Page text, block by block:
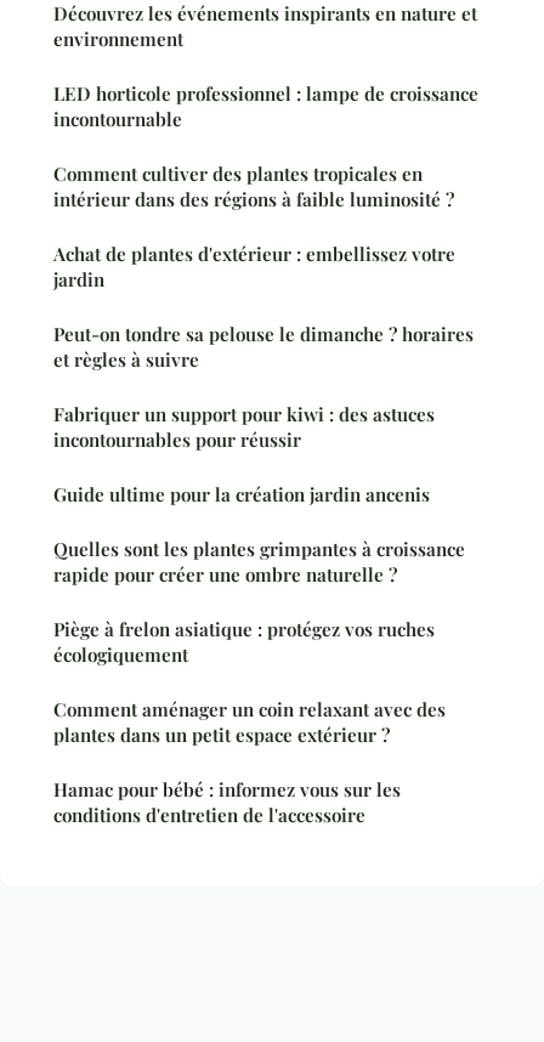
Découvrez les événements inspirants en nature et
environnement
LED horticole professionnel : lampe de croissance
incontournable
Comment cultiver des plantes tropicales en
intérieur dans des régions à faible luminosité ?
Achat de plantes d'extérieur : embellissez votre
jardin
Peut-on tondre sa pelouse le dimanche ? horaires
et règles à suivre
Fabriquer un support pour kiwi : des astuces
incontournables pour réussir
Guide ultime pour la création jardin ancenis
Quelles sont les plantes grimpantes à croissance
rapide pour créer une ombre naturelle ?
Piège à frelon asiatique : protégez vos ruches
écologiquement
Comment aménager un coin relaxant avec des
plantes dans un petit espace extérieur ?
Hamac pour bébé : informez vous sur les
conditions d'entretien de l'accessoire